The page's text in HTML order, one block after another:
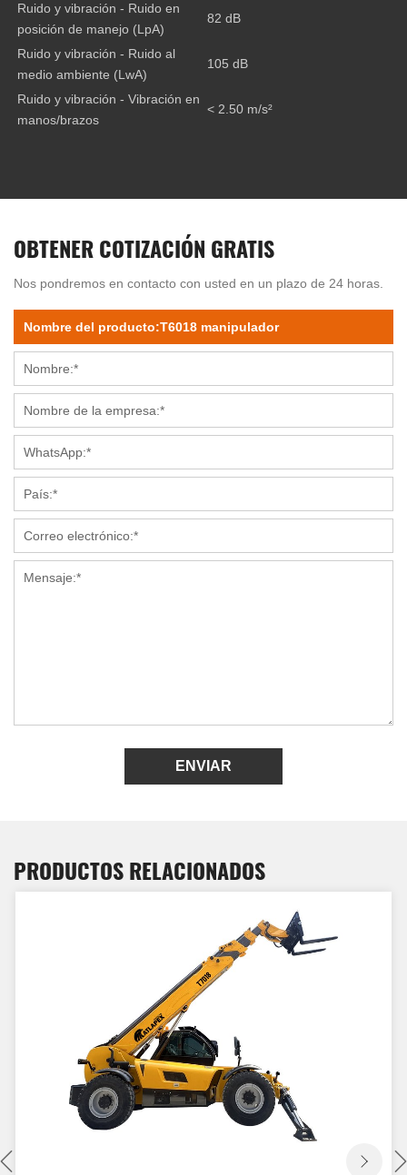
Ruido y vibración - Ruido en
posición de manejo (LpA)
82 dB
Ruido y vibración - Ruido al
medio ambiente (LwA)
105 dB
Ruido y vibración - Vibración en
manos/brazos
< 2.50 m/s²
OBTENER COTIZACIÓN GRATIS
Nos pondremos en contacto con usted en un plazo de 24 horas.
ENVIAR
PRODUCTOS RELACIONADOS